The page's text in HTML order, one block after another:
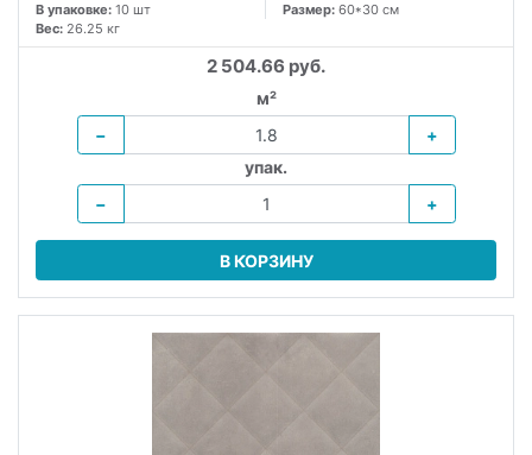
В упаковке: 10 шт Размер: 60*30 см
Вес: 26.25 кг
2 504.66 руб.
м²
−
+
упак.
−
+
В КОРЗИНУ